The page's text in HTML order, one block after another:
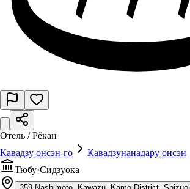
Отель / Рёкан
Кавадзу онсэн-го
Кавадзунанадару онсэн
Тюбу·Сидзуока